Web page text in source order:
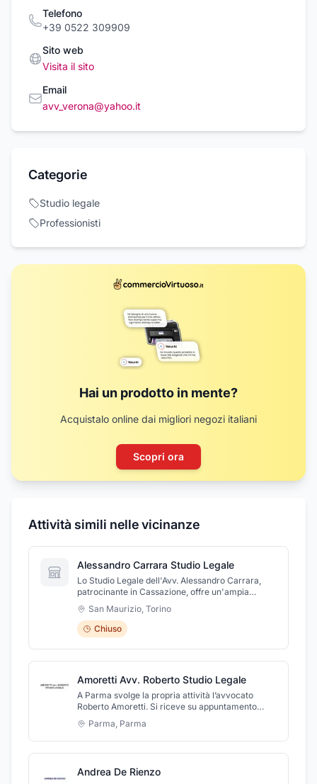
Telefono
+39 0522 309909
Sito web
Visita il sito
Email
avv_verona@yahoo.it
Categorie
Studio legale
Professionisti
Hai un prodotto in mente?
Acquistalo online dai migliori negozi italiani
Scopri ora
Attività simili nelle vicinanze
Alessandro Carrara Studio Legale
Lo Studio Legale dell'Avv. Alessandro Carrara,
patrocinante in Cassazione, offre un'ampia
assistenza legale in diverse materie, con un
approccio professionale e
competente.L'avvocato Carrara e il suo team si
occupano di:Diritto Civile e PenaleRisarcimento
danno alla personaDiritto agro-
alimentareCompliance 231Lo studio riceve solo
Reggio Emilia.
San Maurizio, Torino
Chiuso
Amoretti Avv. Roberto Studio Legale
A Parma svolge la propria attività l’avvocato
Roberto Amoretti. Si riceve su appuntamento
presso lo studio di Parma in Borgo Garimberti, 6.
Per richiedere una consulenza vi invitiamo a
contattare lo studio al 0521228359. Da Noi
troverai sempre gentilezza, cortesia e
esigenza.
Parma, Parma
Andrea De Rienzo